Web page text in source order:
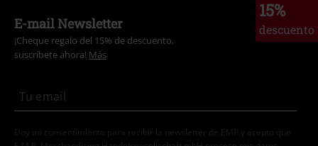
15%
descuento
E-mail Newsletter
¡Cheque regalo del 15% de descuento,
suscríbete ahora! Más
Doy mi consentimiento para recibir la newsletter de EMP y acepto que